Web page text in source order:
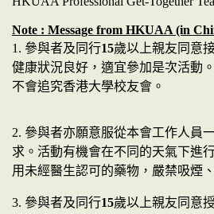
Note : Message from HKUAA (in
1. 參與者及同行15歲以上親友同意
健康狀況良好，適宜參加是次活動
不會追究香港大學校友會。
2. 參與者亦願意服從本會工作人員
求。活動有機會在不同的天氣下進
用未經醫生認可的藥物，嚴禁吸煙
3. 參與者及同行15歲以上親友同意